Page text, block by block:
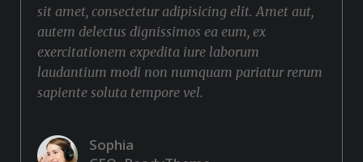
sit amet, consectetur adipisicing elit. Amet aut,
autem delectus dignissimos ea eum, ex
exercitationem expedita iure laborum
laudantium modi non numquam pariatur rerum
sapiente soluta tempore vel.
Sophia